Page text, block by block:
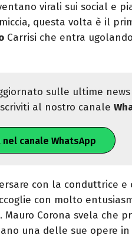
virali sui social e
questa volta è il
Carrisi che entra ugolando
sulle ultime news
al nostro canale
nel canale WhatsApp
con la conduttrice e
con molto
Corona svela che
una delle sue opere